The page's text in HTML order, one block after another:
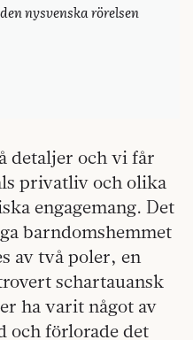
nysvenska rörelsen
detaljer och vi får
privatliv och olika
engagemang. Det
barndomshemmet
av två poler, en
schartauansk
ha varit något av
och förlorade det